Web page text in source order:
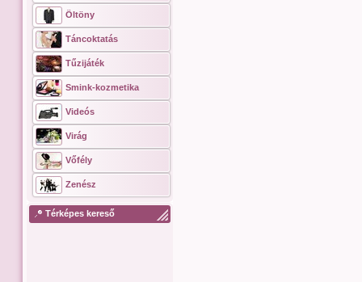
Öltöny
Táncoktatás
Tűzijáték
Smink-kozmetika
Videós
Virág
Vőfély
Zenész
Térképes kereső